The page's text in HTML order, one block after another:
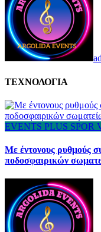
ΤΕΧΝΟΛΟΓΙΑ
EVENTS PLUS SPOR
Με έντονους ρυθμούς
ποδοσφαιρικών